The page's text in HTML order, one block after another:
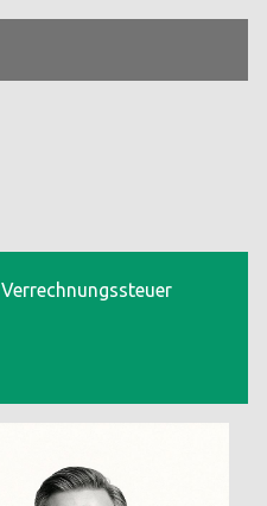
Verrechnungssteuer